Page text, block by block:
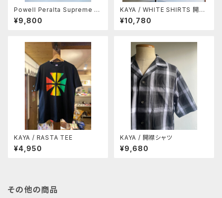
Powell Peralta Supreme L/
S T-shirt - Black
¥9,800
KAYA / WHITE SHIRTS 開襟
タイプ
¥10,780
KAYA / RASTA TEE
¥4,950
KAYA / 開襟シャツ
¥9,680
その他の商品